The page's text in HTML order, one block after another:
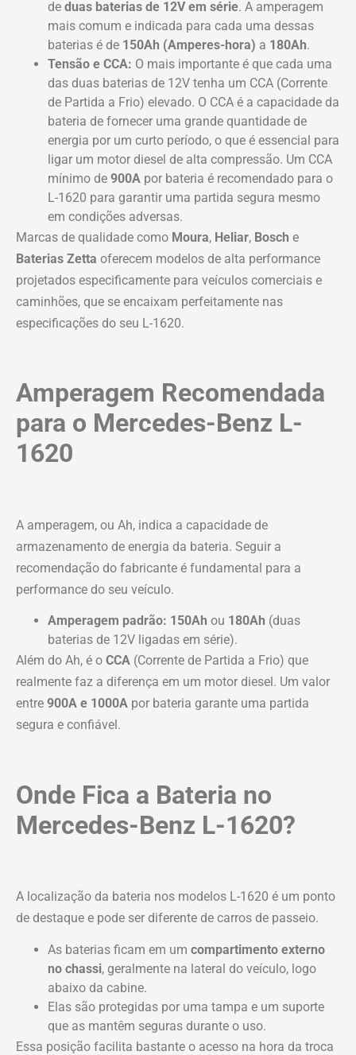
de duas baterias de 12V em série. A amperagem
mais comum e indicada para cada uma dessas
baterias é de 150Ah (Amperes-hora) a 180Ah.
Tensão e CCA: O mais importante é que cada uma
das duas baterias de 12V tenha um CCA (Corrente
de Partida a Frio) elevado. O CCA é a capacidade da
bateria de fornecer uma grande quantidade de
energia por um curto período, o que é essencial para
ligar um motor diesel de alta compressão. Um CCA
mínimo de 900A por bateria é recomendado para o
L-1620 para garantir uma partida segura mesmo
em condições adversas.
Marcas de qualidade como Moura, Heliar, Bosch e
Baterias Zetta oferecem modelos de alta performance
projetados especificamente para veículos comerciais e
caminhões, que se encaixam perfeitamente nas
especificações do seu L-1620.
Amperagem Recomendada
para o Mercedes-Benz L-
1620
A amperagem, ou Ah, indica a capacidade de
armazenamento de energia da bateria. Seguir a
recomendação do fabricante é fundamental para a
performance do seu veículo.
Amperagem padrão: 150Ah ou 180Ah (duas
baterias de 12V ligadas em série).
Além do Ah, é o CCA (Corrente de Partida a Frio) que
realmente faz a diferença em um motor diesel. Um valor
entre 900A e 1000A por bateria garante uma partida
segura e confiável.
Onde Fica a Bateria no
Mercedes-Benz L-1620?
A localização da bateria nos modelos L-1620 é um ponto
de destaque e pode ser diferente de carros de passeio.
As baterias ficam em um compartimento externo
no chassi, geralmente na lateral do veículo, logo
abaixo da cabine.
Elas são protegidas por uma tampa e um suporte
que as mantêm seguras durante o uso.
Essa posição facilita bastante o acesso na hora da troca